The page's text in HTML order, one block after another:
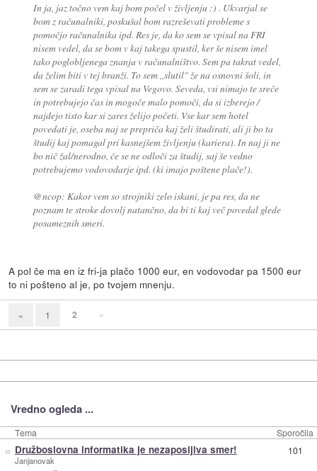
In ja, jaz točno vem kaj bom počel v življenju :) . Ukvarjal se
bom z računalniki, poskušal bom razreševati probleme s
pomočjo računalnika ipd. Res je, da ko sem se vpisal na FRI
nisem vedel, da se bom v kaj takega spustil, ker še nisem imel
tako poglobljenega znanja v računalništvo. Sem pa takrat vedel,
da želim biti v tej branži. To sem ,,slutil" že na osnovni šoli, in
sem se zaradi tega vpisal na Vegovo. Seveda, vsi nimajo te sreče
in potrebujejo čas in mogoče malo pomoči, da si izberejo /
najdejo tisto kar si zares želijo početi. Vse kar sem hotel
povedati je, oseba naj se prepriča kaj želi študirati, ali ji bo ta
študij kaj pomagal pri kasnejšem življenju (kariera). In naj ji ne
bo nič žal/nerodno, če se ne odloči za študij, saj še vedno
potrebujemo vodovodarje ipd. (ki imajo poštene plače!).
@ncop: Kakor vem so strojniki zelo iskani, je pa res, da ne
poznam te stroke dovolj natančno, da bi ti kaj več povedal glede
posameznih smeri.
A pol če ma en iz fri-ja plačo 1000 eur, en vodovodar pa 1500 eur
to ni pošteno al je, po tvojem mnenju.
« 1 2 »
Vredno ogleda ...
Tema Sporočila
» Družboslovna informatika je nezaposljiva smer!
Janjanovak
101